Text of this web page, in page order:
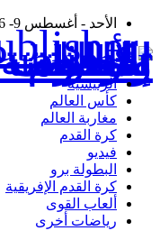
الأحد - أغسطس 9- 2026
Publisher - تغطية إخبارية لكافة الأحداث الرياضية في المغرب والعالم.
الرئيسية
كأس العالم
مغاربة العالم
كرة القدم
فيديو
البطولة برو
كرة القدم الإفريقية
ألعاب القوى
رياضات أخرى